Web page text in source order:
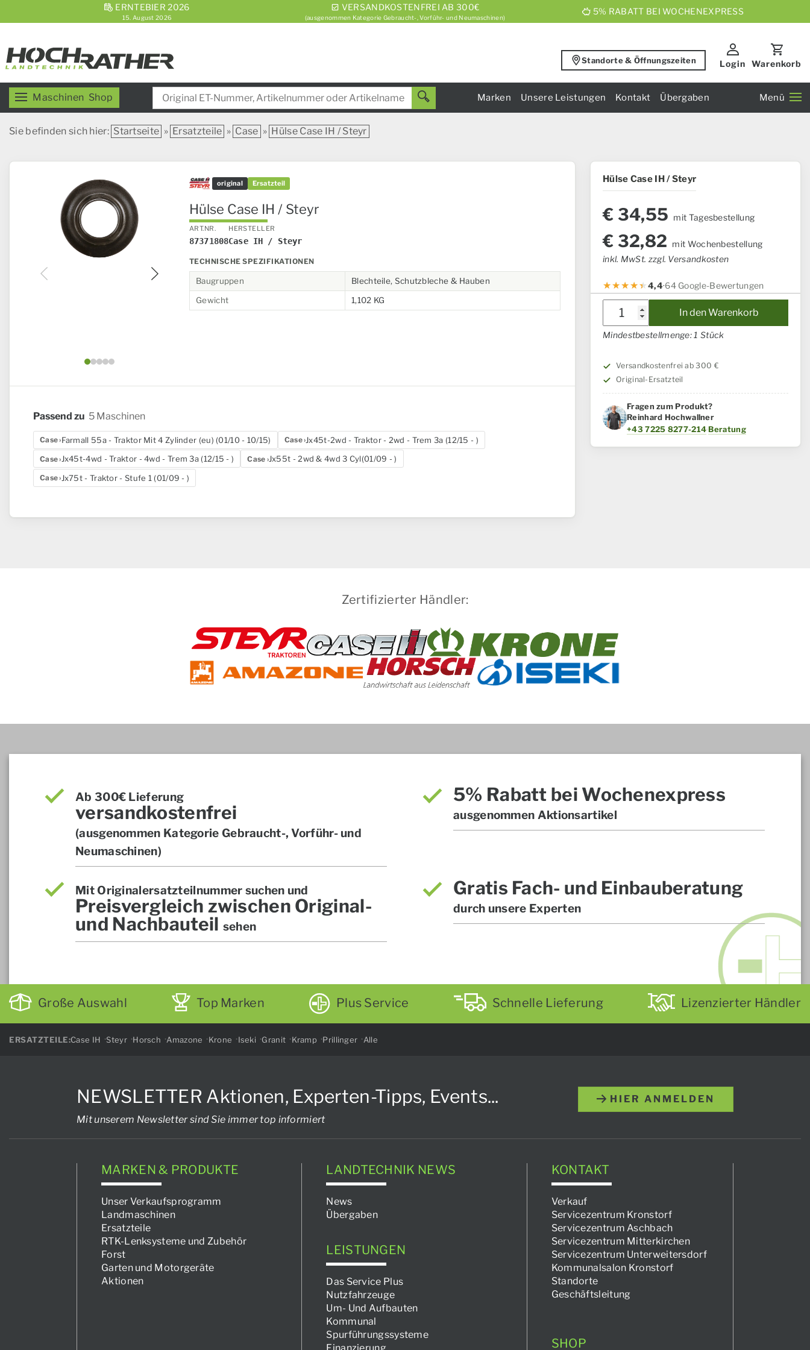
ERNTEBIER 2026
15. August 2026
VERSANDKOSTENFREI AB 300€
(ausgenommen Kategorie Gebraucht-, Vorführ- und Neumaschinen)
5% RABATT BEI WOCHENEXPRESS
Standorte & Öffnungszeiten Login Warenkorb
Maschinen Shop Marken Unsere Leistungen Kontakt Übergaben Menü
Sie befinden sich hier: Startseite » Ersatzteile » Case » Hülse Case IH / Steyr
original Ersatzteil
Hülse Case IH / Steyr
ART.NR.
87371808
HERSTELLER
Case IH / Steyr
TECHNISCHE SPEZIFIKATIONEN
Baugruppen
Blechteile, Schutzbleche & Hauben
Gewicht
1,102 KG
Passend zu 5 Maschinen
Case Farmall 55a - Traktor Mit 4 Zylinder (eu) (01/10 - 10/15) Case Jx45t-2wd - Traktor - 2wd - Trem 3a (12/15 - )
Case Jx45t-4wd - Traktor - 4wd - Trem 3a (12/15 - ) Case Jx55t - 2wd & 4wd 3 Cyl(01/09 - )
Case Jx75t - Traktor - Stufe 1 (01/09 - )
Hülse Case IH / Steyr
€ 34,55 mit Tagesbestellung
€ 32,82 mit Wochenbestellung
inkl. MwSt. zzgl. Versandkosten
4,4·64 Google-Bewertungen
Hülse
Case
IH
Steyr
Menge
In den Warenkorb
Mindestbestellmenge: 1 Stück
Versandkostenfrei ab 300 €
Original-Ersatzteil
Fragen zum Produkt?
Reinhard Hochwallner
+43 7225 8277-214·Beratung
Zertifizierter Händler:
Ab 300€ Lieferung
versandkostenfrei
(ausgenommen Kategorie Gebraucht-, Vorführ- und
Neumaschinen)
5% Rabatt bei Wochenexpress
ausgenommen Aktionsartikel
Mit Originalersatzteilnummer suchen und
Preisvergleich zwischen Original-
und Nachbauteil sehen
Gratis Fach- und Einbauberatung
durch unsere Experten
Große Auswahl Top Marken Plus Service Schnelle Lieferung Lizenzierter Händler
ERSATZTEILE:Case IH Steyr Horsch Amazone Krone Iseki Granit Kramp Prillinger Alle
NEWSLETTER Aktionen, Experten-Tipps, Events...
Mit unserem Newsletter sind Sie immer top informiert
HIER ANMELDEN
MARKEN & PRODUKTE
Unser Verkaufsprogramm
Landmaschinen
Ersatzteile
RTK-Lenksysteme und Zubehör
Forst
Garten und Motorgeräte
Aktionen
LANDTECHNIK NEWS
News
Übergaben
LEISTUNGEN
Das Service Plus
Nutzfahrzeuge
Um- Und Aufbauten
Kommunal
Spurführungssysteme
Finanzierung
KONTAKT
Verkauf
Servicezentrum Kronstorf
Servicezentrum Aschbach
Servicezentrum Mitterkirchen
Servicezentrum Unterweitersdorf
Kommunalsalon Kronstorf
Standorte
Geschäftsleitung
SHOP